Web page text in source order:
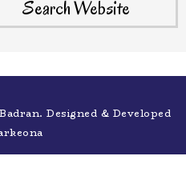
Designed & Developed